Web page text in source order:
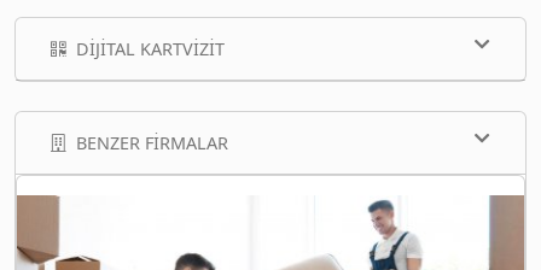
DIJITAL KARTVIZIT
BENZER FIRMALAR